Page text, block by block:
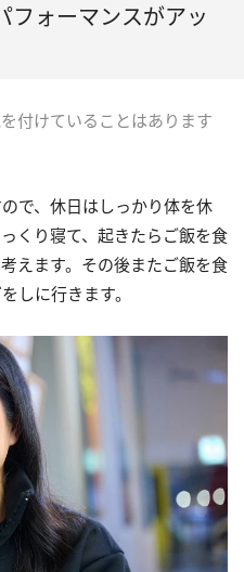
フォーマンスがアッ
付けていることはあります
で、休日はしっかり体を休
くり寝て、起きたらご飯を食
えます。その後またご飯を食
しに行きます。